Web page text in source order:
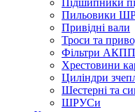
Підшипники
Пильовики
Привідні вали
Троси та
Фільтри АКПП
Хрестовини
Циліндри
Шестерні та
ШРУСи